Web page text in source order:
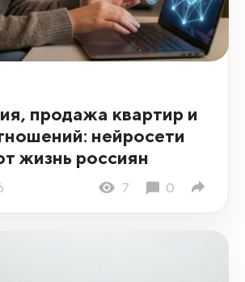
продажа квартир и
нейросети
жизнь россиян
7 0